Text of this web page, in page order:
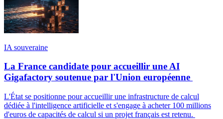
IA souveraine
La France candidate pour accueillir une AI
Gigafactory soutenue par l'Union européenne
L'État se positionne pour accueillir une infrastructure de calcul
dédiée à l'intelligence artificielle et s'engage à acheter 100 millions
d'euros de capacités de calcul si un projet français est retenu.